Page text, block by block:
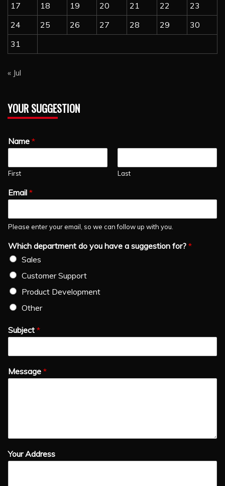
17
18 19 20 21 22
23
24
25 26 27 28 29
30
31
« Jul
YOUR SUGGESTION
Name *
First Last
Email *
Please enter your email, so we can follow up with you.
Which department do you have a suggestion for? *
Sales
Customer Support
Product Development
Other
Subject *
Message *
Your Address